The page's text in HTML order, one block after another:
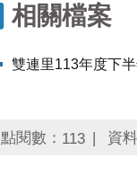
相關檔案
雙連里113年度下
點閱數： 113 資